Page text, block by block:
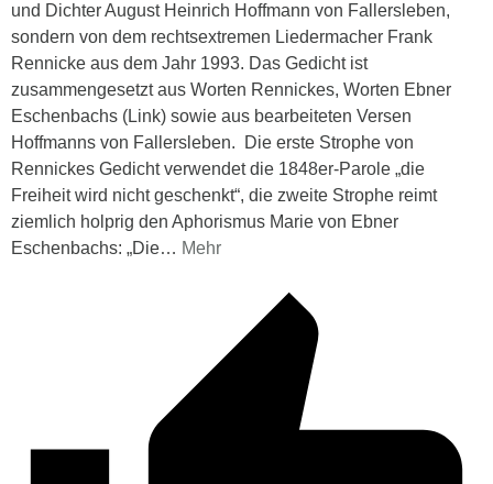
und Dichter August Heinrich Hoffmann von Fallersleben,
sondern von dem rechtsextremen Liedermacher Frank
Rennicke aus dem Jahr 1993. Das Gedicht ist
zusammengesetzt aus Worten Rennickes, Worten Ebner
Eschenbachs (Link) sowie aus bearbeiteten Versen
Hoffmanns von Fallersleben. Die erste Strophe von
Rennickes Gedicht verwendet die 1848er-Parole „die
Freiheit wird nicht geschenkt“, die zweite Strophe reimt
ziemlich holprig den Aphorismus Marie von Ebner
Eschenbachs: „Die… Mehr